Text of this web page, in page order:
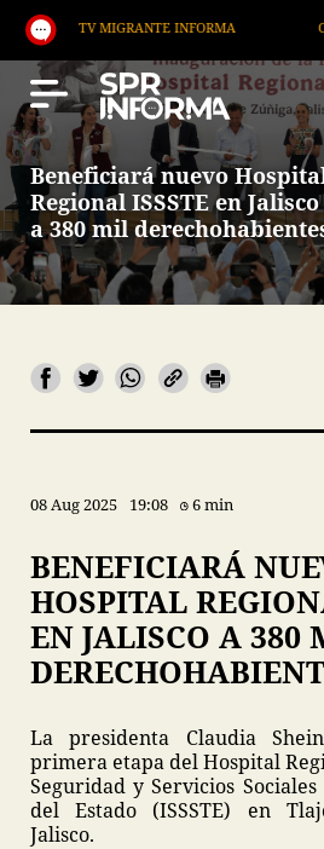
TV MIGRANTE INFORMA
Beneficiará nuevo
Regional ISSSTE en Jalisco
a 380 mil
08 Aug 2025 19:08 6 min
BENEFICIARÁ
HOSPITAL
EN JALISCO A 380
La presidenta Claudia
primera etapa del Hospital
Seguridad y Servicios
del Estado (ISSSTE) en
Jalisco.